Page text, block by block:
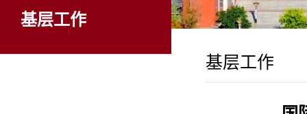
基层工作
基层工作